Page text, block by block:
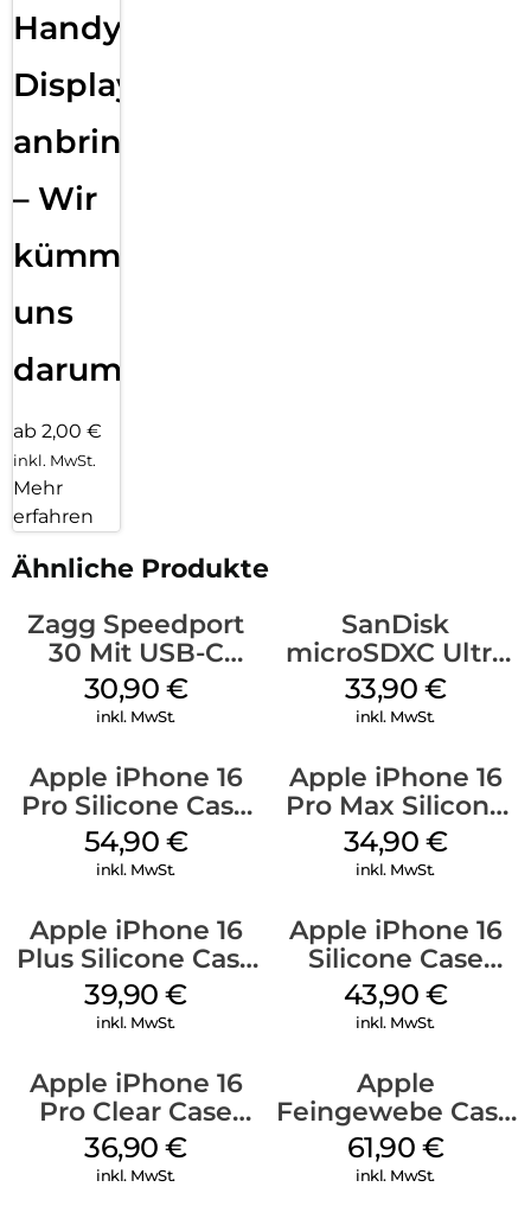
Handy
Displayfolie
anbringen
– Wir
kümmern
uns
darum!
ab 2,00 €
inkl. MwSt.
Mehr
erfahren
Ähnliche Produkte
Zagg Speedport
30 Mit USB-C
Kabel Weiß
30,90 €
inkl. MwSt.
SanDisk
microSDXC Ultra
128 GB + Adapter
Mobile
33,90 €
inkl. MwSt.
Apple iPhone 16
Pro Silicone Case
MagSafe Black
54,90 €
inkl. MwSt.
Apple iPhone 16
Pro Max Silicone
Case MagSafe
Denim
34,90 €
inkl. MwSt.
Apple iPhone 16
Plus Silicone Case
MagSafe Plum
39,90€
inkl. MwSt.
Apple iPhone 16
Silicone Case
MagSafe Plum
43,90 €
inkl. MwSt.
Apple iPhone 16
Pro Clear Case
MagSafe
Transparent
36,90€
inkl. MwSt.
Apple
Feingewebe Case
iPhone 15 Pro
MagSafe Schwarz
61,90 €
inkl. MwSt.